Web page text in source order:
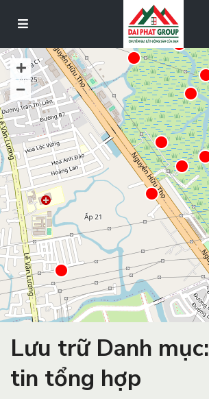
Lưu trữ Danh mục:
tin tổng hợp